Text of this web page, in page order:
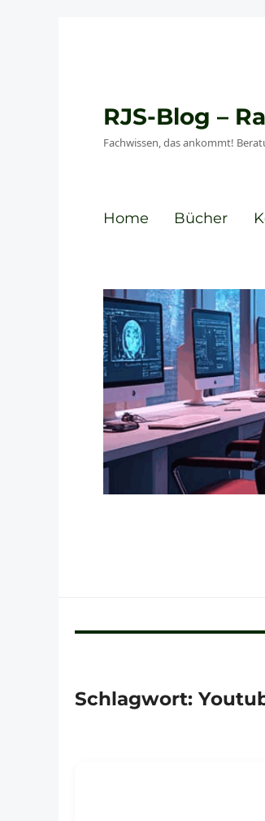
RJS-Blog –
Fachwissen, das ankommt!
Home Bücher
Schlagwort: